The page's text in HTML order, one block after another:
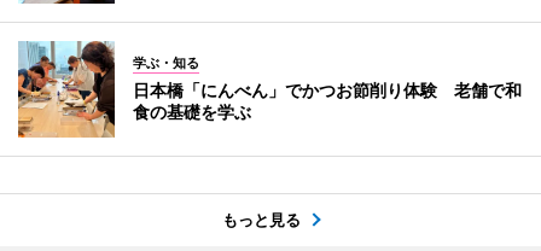
学ぶ・知る
日本橋「にんべん」でかつお節削り体験 老舗で和
食の基礎を学ぶ
もっと見る